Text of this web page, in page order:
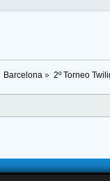
Barcelona » 2º Torneo